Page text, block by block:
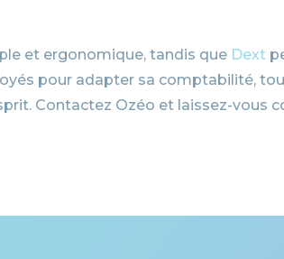
et ergonomique, tandis que Dext
pour adapter sa comptabilité,
Contactez Ozéo et laissez-vous